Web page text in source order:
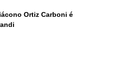
Ortiz Carboni é